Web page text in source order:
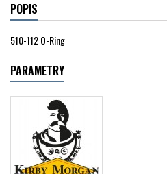
POPIS
510-112 O-Ring
PARAMETRY